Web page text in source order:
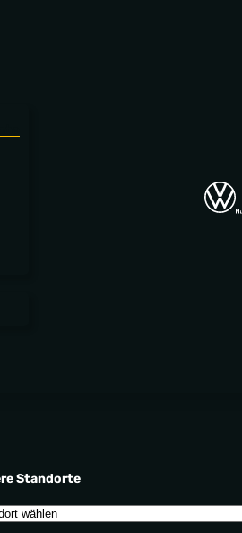
Standorte